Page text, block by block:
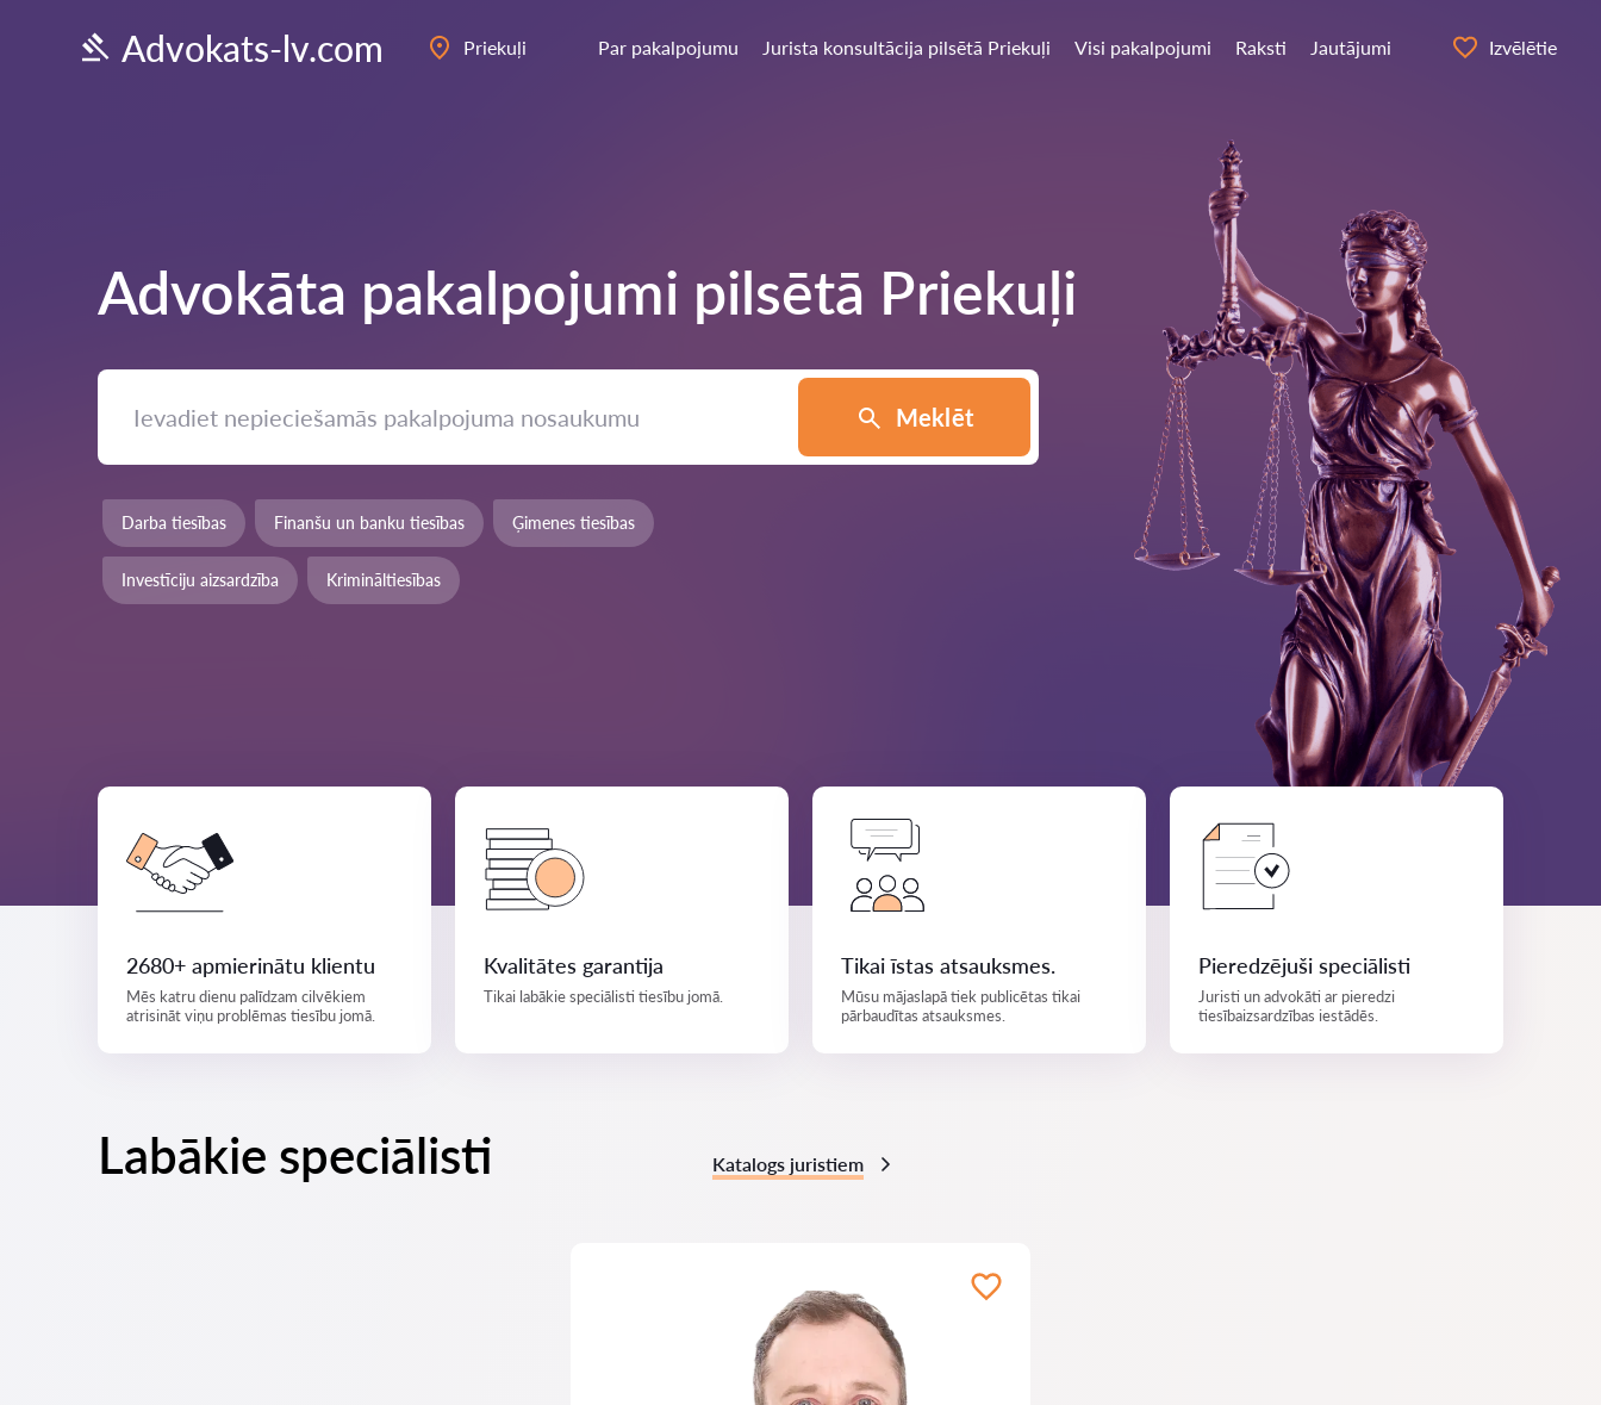
Advokats-lv.com Priekuļi Par pakalpojumu Jurista konsultācija pilsētā Priekuļi Visi pakalpojumi Raksti Jautājumi Izvēlētie
Advokāta pakalpojumi pilsētā Priekuļi
Meklēt
Darba tiesības Finanšu un banku tiesības Ģimenes tiesības
Investīciju aizsardzība Krimināltiesības
2680+ apmierinātu klientu
Mēs katru dienu palīdzam cilvēkiem
atrisināt viņu problēmas tiesību jomā.
Kvalitātes garantija
Tikai labākie speciālisti tiesību jomā.
Tikai īstas atsauksmes.
Mūsu mājaslapā tiek publicētas tikai
pārbaudītas atsauksmes.
Pieredzējuši speciālisti
Juristi un advokāti ar pieredzi
tiesībaizsardzības iestādēs.
Labākie speciālisti Katalogs juristiem